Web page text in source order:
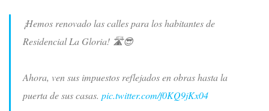
¡Hemos renovado las calles para los habitantes de
Residencial La Gloria! 🛣😎
Ahora, ven sus impuestos reflejados en obras hasta la
puerta de sus casas. pic.twitter.com/f0KQ9jKx04